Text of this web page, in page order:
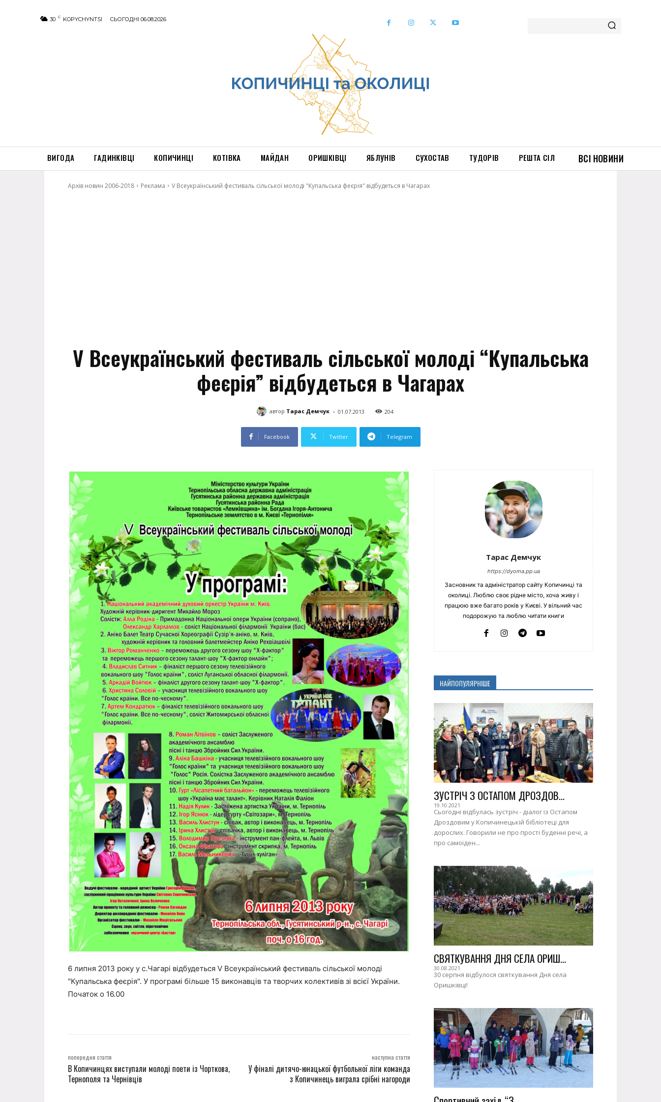
30 C KOPYCHYNTSI СЬОГОДНІ 06.08.2026
ВИГОДА ГАДИНКІВЦІ КОПИЧИНЦІ КОТІВКА МАЙДАН ОРИШКІВЦІ ЯБЛУНІВ СУХОСТАВ ТУДОРІВ РЕШТА СІЛ ВСІ НОВИНИ
Архів новин 2006-2018 Реклама V Всеукраїнський фестиваль сільської молоді "Купальська феєрія" відбудеться в Чагарах
V Всеукраїнський фестиваль сільської молоді “Купальська
феєрія” відбудеться в Чагарах
автор Тарас Демчук - 01.07.2013 204
Facebook Twitter Telegram
6 липня 2013 року у с.Чагарі відбудеться V Всеукраїнський фестиваль сільської молоді
"Купальська феєрія". У програмі більше 15 виконавців та творчих колективів зі всієї України.
Початок о 16.00
попередня стаття
В Копичинцях виступали молоді поети із Чорткова,
Тернополя та Чернівців
наступна стаття
У фіналі дитячо-юнацької футбольної ліги команда
з Копичинець виграла срібні нагороди
Тарас Демчук
https://dyoma.pp.ua
Засновник та адміністратор сайту Копичинці та
околиці. Люблю своє рідне місто, хоча живу і
працюю вже багато років у Києві. У вільний час
подорожую та люблю читати книги
НАЙПОПУЛЯРНІШЕ
ЗУСТРІЧ З ОСТАПОМ ДРОЗДОВ...
19.10.2021
Сьогодні відбулась зустріч - діалог із Остапом
Дроздовим у Копичинецькій бібліотеці для
дорослих. Говорили не про прості буденні речі, а
про самоіден...
СВЯТКУВАННЯ ДНЯ СЕЛА ОРИШ...
30.08.2021
30 серпня відбулося святкування Дня села
Оришківці!